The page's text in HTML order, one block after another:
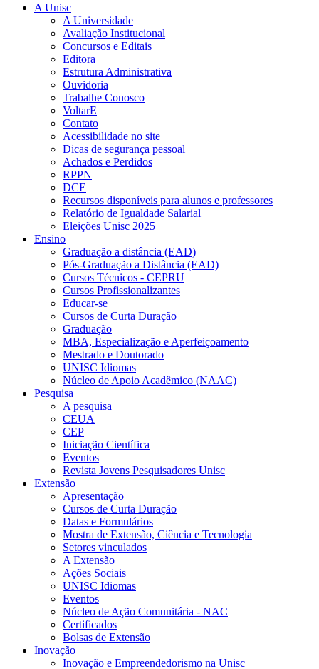
A Unisc
A Universidade
Avaliação Institucional
Concursos e Editais
Editora
Estrutura Administrativa
Ouvidoria
Trabalhe Conosco
VoltarE
Contato
Acessibilidade no site
Dicas de segurança pessoal
Achados e Perdidos
RPPN
DCE
Recursos disponíveis para alunos e professores
Relatório de Igualdade Salarial
Eleições Unisc 2025
Ensino
Graduação a distância (EAD)
Pós-Graduação a Distância (EAD)
Cursos Técnicos - CEPRU
Cursos Profissionalizantes
Educar-se
Cursos de Curta Duração
Graduação
MBA, Especialização e Aperfeiçoamento
Mestrado e Doutorado
UNISC Idiomas
Núcleo de Apoio Acadêmico (NAAC)
Pesquisa
A pesquisa
CEUA
CEP
Iniciação Científica
Eventos
Revista Jovens Pesquisadores Unisc
Extensão
Apresentação
Cursos de Curta Duração
Datas e Formulários
Mostra de Extensão, Ciência e Tecnologia
Setores vinculados
A Extensão
Ações Sociais
UNISC Idiomas
Eventos
Núcleo de Ação Comunitária - NAC
Certificados
Bolsas de Extensão
Inovação
Inovação e Empreendedorismo na Unisc